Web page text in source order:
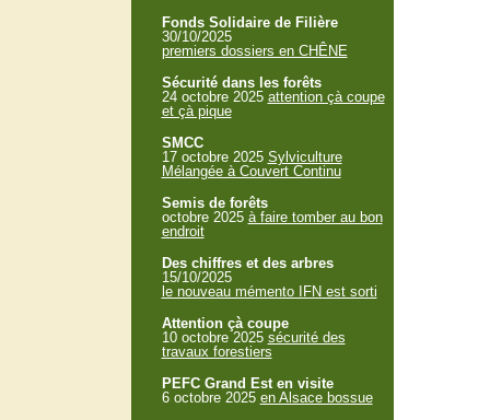
Fonds Solidaire de Filière
30/10/2025
premiers dossiers en CHÊNE
Sécurité dans les forêts
24 octobre 2025 attention çà coupe
et çà pique
SMCC
17 octobre 2025 Sylviculture
Mélangée à Couvert Continu
Semis de forêts
octobre 2025 à faire tomber au bon
endroit
Des chiffres et des arbres
15/10/2025
le nouveau mémento IFN est sorti
Attention çà coupe
10 octobre 2025 sécurité des
travaux forestiers
PEFC Grand Est en visite
6 octobre 2025 en Alsace bossue